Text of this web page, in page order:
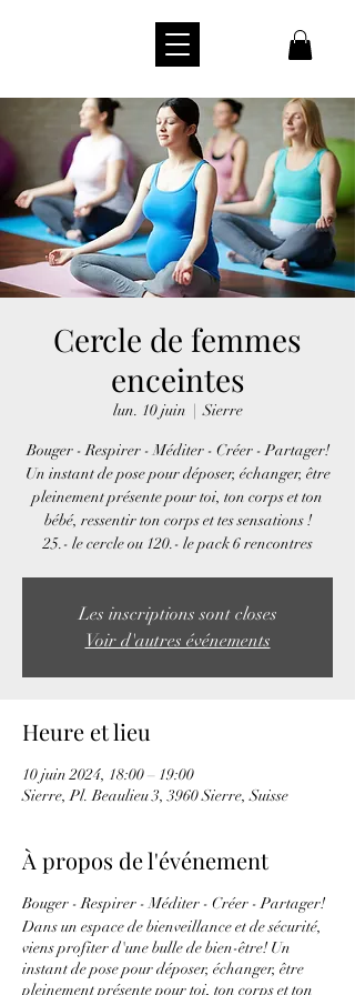
Cercle de femmes
enceintes
lun. 10 juin
  |
Sierre
Bouger - Respirer - Méditer - Créer - Partager!
Un instant de pose pour déposer, échanger, être
pleinement présente pour toi, ton corps et ton
bébé, ressentir ton corps et tes sensations !
25.- le cercle ou 120.- le pack 6 rencontres
Les inscriptions sont closes
Voir d'autres événements
Heure et lieu
10 juin 2024, 18:00 – 19:00
Sierre, Pl. Beaulieu 3, 3960 Sierre, Suisse
À propos de l'événement
Bouger - Respirer - Méditer - Créer - Partager!
Dans un espace de bienveillance et de sécurité,
viens profiter d'une bulle de bien-être! Un
instant de pose pour déposer, échanger, être
pleinement présente pour toi, ton corps et ton